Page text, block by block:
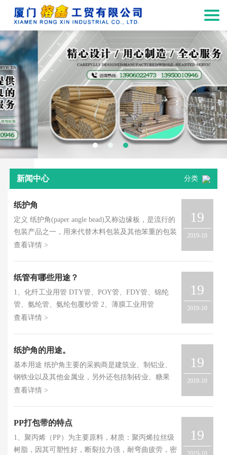
新闻中心 分类
纸护角
定义 纸护角(paper angle bead)又称边缘板，是流行的
包装产品之一，用来代替木料包装及其他笨重的包装
方式。具有价格低、份量轻、坚固等特点。 又名纸
整,且相互垂直，可以代替木材回收再利用，是理想
的新型绿色包装材料。 优点 1 、纸护角可将产品束
在一起使整体包装坚实牢固。 2 、把货物固定在托盘
上，可起到保护产品及其边缘的作用。 3 、在搬运过
加固托盘的作用，从而避免货物在搬运、装箱、运输
过程中对边缘的角落的损伤。它的材质是把硬纸板层
压胶粘合而成，所以可以回收和再循环。并且在出口
集装箱中可以免熏蒸，节省成本，得到运用。 纸护
用溶水胶作为粘合剂，使其很容易回收再循环，对环
境无害。对大多数的包装材料来说，回收再循环是当
今的一个标准。 纸护角使用范围： 1、增加角的强度
查看详情 >
19
2019-10
纸管有哪些用途？
1、化纤工业用管 DTY管、POY管、FDY管、锦纶
管、氨纶管、氨纶包覆纱管 2、薄膜工业用管
BOPP、PET、PVC、BOPA、CPP、农用地膜、保鲜
桶印刷、薄膜印刷、纸张印刷 4、造纸工业用管 新闻
纸、纱管纸、白板纸、传真纸、票据纸、水松纸、铝
泊纸、书写纸、彩色羊皮纸、口杯纸、利乐保鲜纸、
其他 5、冶金工业用管 铝板、钢板、铁板等卷材 6、
纸管 10、电池纸管 11、桥梁建筑用管
查看详情 >
19
2019-10
纸护角的用途。
基本用途 纸护角主要的采购商是建筑业、制铝业、
钢铁业以及其他金属业，另外还包括制砖业、糖果
业、冰冻食品、日用品、家电、化工品、计算机和其
中，不仅起到保护作用，还可以使货物在运输中通
风。 特点 1．环保：采用溶水胶作为粘合剂的纸护角
很容易再回收，是一种比较理想的环保产品。 2．可
查看详情 >
19
2019-10
PP打包带的特点
1、聚丙烯（PP）为主要原料，材质：聚丙烯拉丝级
树脂，因其可塑性好，断裂拉力强，耐弯曲疲劳，密
19
2019-10